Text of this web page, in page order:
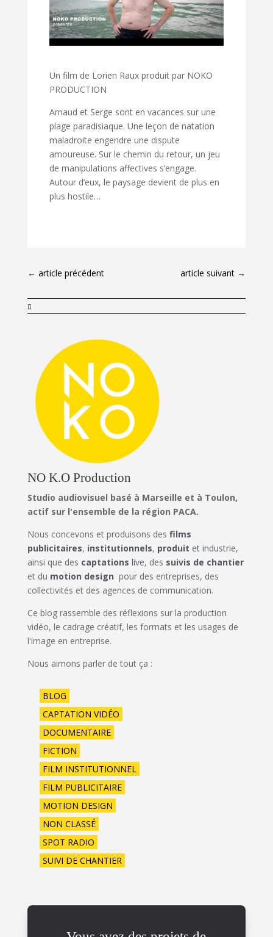
Un film de Lorien Raux produit par NOKO
PRODUCTION
Arnaud et Serge sont en vacances sur une
plage paradisiaque. Une leçon de natation
maladroite engendre une dispute
amoureuse. Sur le chemin du retour, un jeu
de manipulations affectives s’engage.
Autour d’eux, le paysage devient de plus en
plus hostile…
← article précédent article suivant →

NO K.O Production
Studio audiovisuel basé à Marseille et à Toulon,
actif sur l'ensemble de la région PACA.
Nous concevons et produisons des films
publicitaires, institutionnels, produit et industrie,
ainsi que des captations live, des suivis de chantier
et du motion design pour des entreprises, des
collectivités et des agences de communication.
Ce blog rassemble des réflexions sur la production
vidéo, le cadrage créatif, les formats et les usages de
l'image en entreprise.
Nous aimons parler de tout ça :
BLOG
CAPTATION VIDÉO
DOCUMENTAIRE
FICTION
FILM INSTITUTIONNEL
FILM PUBLICITAIRE
MOTION DESIGN
NON CLASSÉ
SPOT RADIO
SUIVI DE CHANTIER